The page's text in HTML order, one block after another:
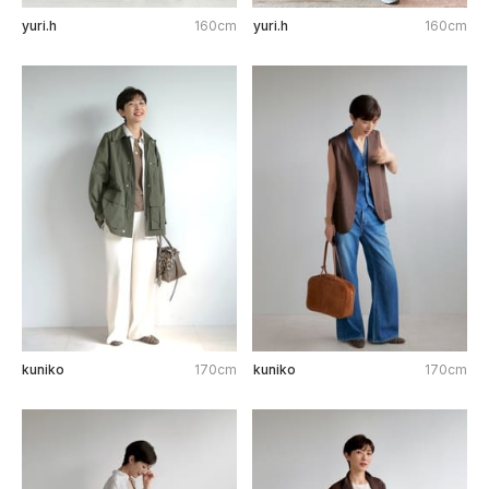
yuri.h 160cm yuri.h 160cm
kuniko 170cm kuniko 170cm